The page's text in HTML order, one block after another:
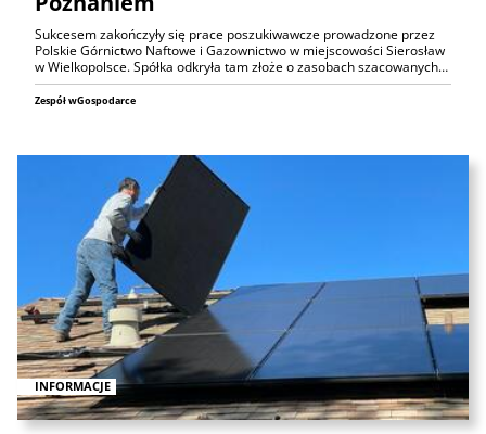
Sukcesem zakończyły się prace poszukiwawcze prowadzone przez
Polskie Górnictwo Naftowe i Gazownictwo w miejscowości Sierosław
w Wielkopolsce. Spółka odkryła tam złoże o zasobach szacowanych…
Zespół wGospodarce
INFORMACJE